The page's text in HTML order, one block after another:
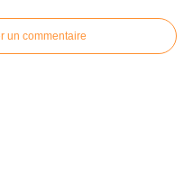
un commentaire